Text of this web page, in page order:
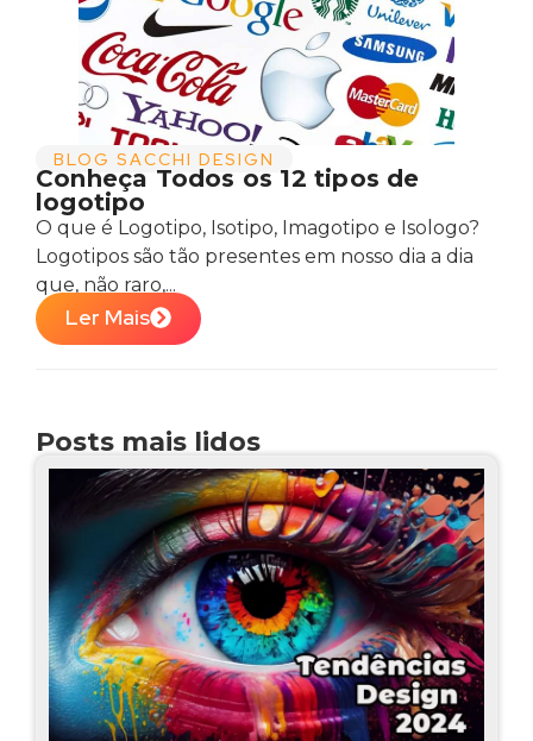
BLOG SACCHI DESIGN
Conheça Todos os 12 tipos de
logotipo
O que é Logotipo, Isotipo, Imagotipo e Isologo?
Logotipos são tão presentes em nosso dia a dia
que, não raro,...
Ler Mais
Posts mais lidos